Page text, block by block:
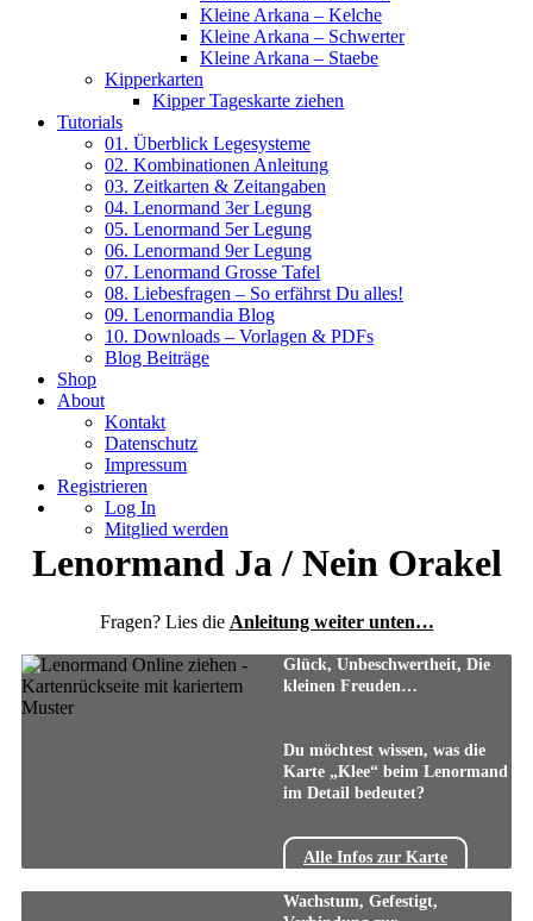
Kleine Arkana – Kelche
Kleine Arkana – Schwerter
Kleine Arkana – Staebe
Kipperkarten
Kipper Tageskarte ziehen
Tutorials
01. Überblick Legesysteme
02. Kombinationen Anleitung
03. Zeitkarten & Zeitangaben
04. Lenormand 3er Legung
05. Lenormand 5er Legung
06. Lenormand 9er Legung
07. Lenormand Grosse Tafel
08. Liebesfragen – So erfährst Du alles!
09. Lenormandia Blog
10. Downloads – Vorlagen & PDFs
Blog Beiträge
Shop
About
Kontakt
Datenschutz
Impressum
Registrieren
Log In
Mitglied werden
Lenormand Ja / Nein Orakel
Fragen? Lies die Anleitung weiter unten…
Glück, Unbeschwertheit, Die
kleinen Freuden…
Du möchtest wissen, was die
Karte „Klee“ beim Lenormand
im Detail bedeutet?
Alle Infos zur Karte
Wachstum, Gefestigt,